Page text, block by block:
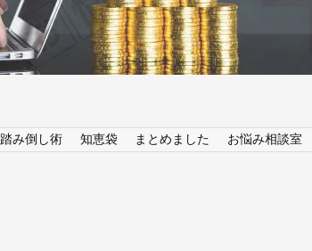
踏み倒し術 知恵袋 まとめました お悩み相談室